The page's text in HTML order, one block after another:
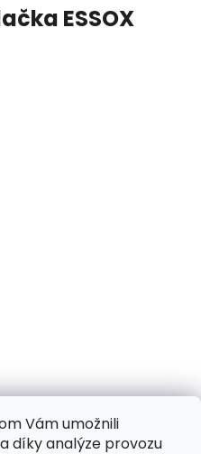
Vám umožnili
díky analýze provozu
ESSOX